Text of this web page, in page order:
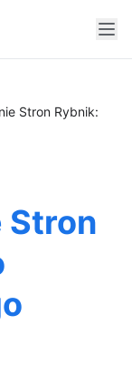
Stron Rybnik:
Stron